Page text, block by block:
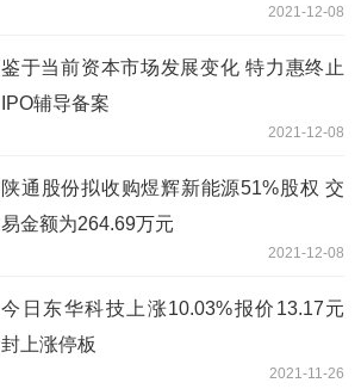
2021-12-08
鉴于当前资本市场发展变化 特力惠终止
IPO辅导备案
2021-12-08
陕通股份拟收购煜辉新能源51%股权 交
易金额为264.69万元
2021-12-08
今日东华科技上涨10.03%报价13.17元
封上涨停板
2021-11-26